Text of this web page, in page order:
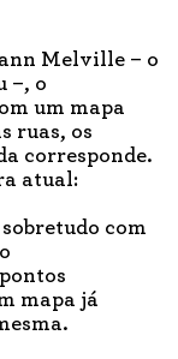
Melville – o
–, o
um mapa
ruas, os
corresponde.
atual:
com
mapa já